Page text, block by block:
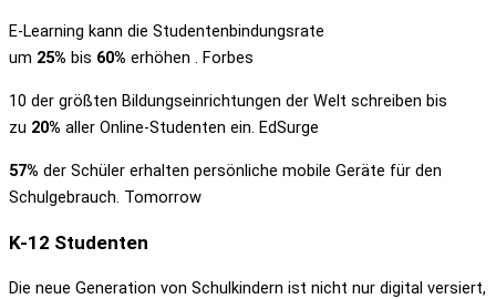
E-Learning kann die Studentenbindungsrate
um 25% bis 60% erhöhen . Forbes
10 der größten Bildungseinrichtungen der Welt schreiben bis
zu 20% aller Online-Studenten ein. EdSurge
57% der Schüler erhalten persönliche mobile Geräte für den
Schulgebrauch. Tomorrow
K-12 Studenten
Die neue Generation von Schulkindern ist nicht nur digital versiert,